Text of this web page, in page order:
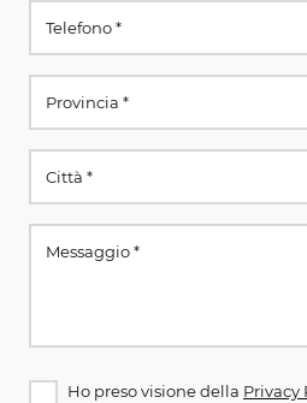
Ho preso visione della Privacy